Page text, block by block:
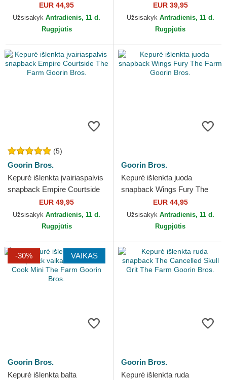
Scorpion Metallic The Farm
Goorin Bros.
EUR 44,95
Užsisakyk Antradienis, 11 d.
Rugpjūtis
Goorin Bros.EUR 39,95
Užsisakyk Antradienis, 11 d.
Rugpjūtis
(5)
Goorin Bros.
Kepurė išlenkta įvairiaspalvis
snapback Empire Courtside
The Farm Goorin Bros.
EUR 49,95
Užsisakyk Antradienis, 11 d.
Rugpjūtis
Goorin Bros.
Kepurė išlenkta juoda
snapback Wings Fury The
Farm Goorin Bros.
EUR 44,95
Užsisakyk Antradienis, 11 d.
Rugpjūtis
-30% VAIKAS
Goorin Bros.
Kepurė išlenkta balta
Goorin Bros.
Kepurė išlenkta ruda